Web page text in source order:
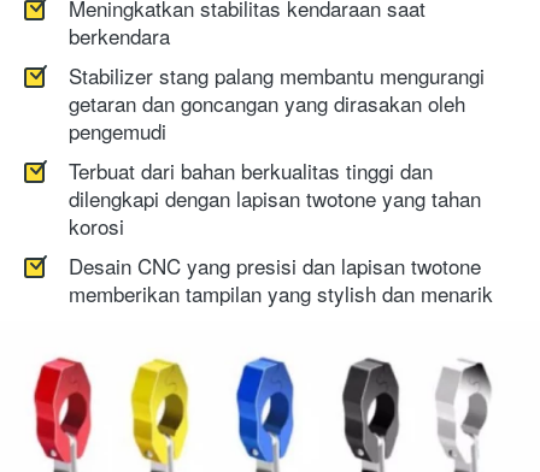
Meningkatkan stabilitas kendaraan saat
berkendara
Stabilizer stang palang membantu mengurangi
getaran dan goncangan yang dirasakan oleh
pengemudi
Terbuat dari bahan berkualitas tinggi dan
dilengkapi dengan lapisan twotone yang tahan
korosi
Desain CNC yang presisi dan lapisan twotone
memberikan tampilan yang stylish dan menarik